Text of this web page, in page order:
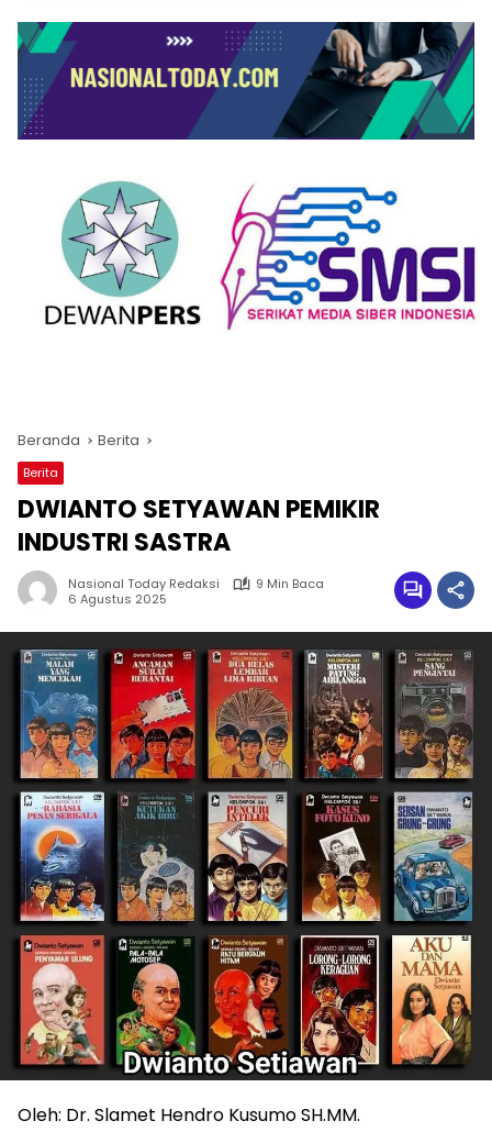
Beranda Berita
Berita
DWIANTO SETYAWAN PEMIKIR
INDUSTRI SASTRA
Nasional Today Redaksi
9 Min Baca
6 Agustus 2025
Oleh: Dr. Slamet Hendro Kusumo SH.MM.